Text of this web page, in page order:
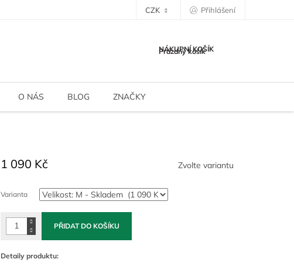
CZK Přihlášení
NÁKUPNÍ KOŠÍK
Prázdný košík
O NÁS BLOG ZNAČKY
1 090 Kč
cena:
Zvolte variantu
Varianta
PŘIDAT DO KOŠÍKU
Detaily produktu: